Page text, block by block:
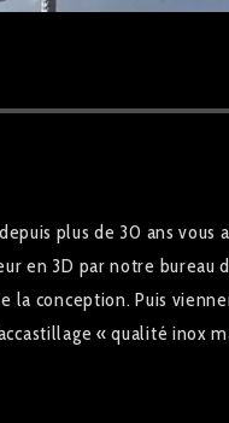
plus de 30 ans vous
en 3D par notre
conception. Puis
« qualité inox